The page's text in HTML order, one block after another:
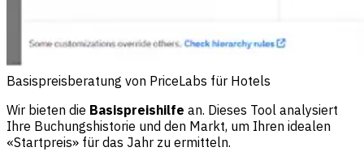
Basispreisberatung von PriceLabs für Hotels
Wir bieten die Basispreishilfe an. Dieses Tool analysiert
Ihre Buchungshistorie und den Markt, um Ihren idealen
«Startpreis» für das Jahr zu ermitteln.